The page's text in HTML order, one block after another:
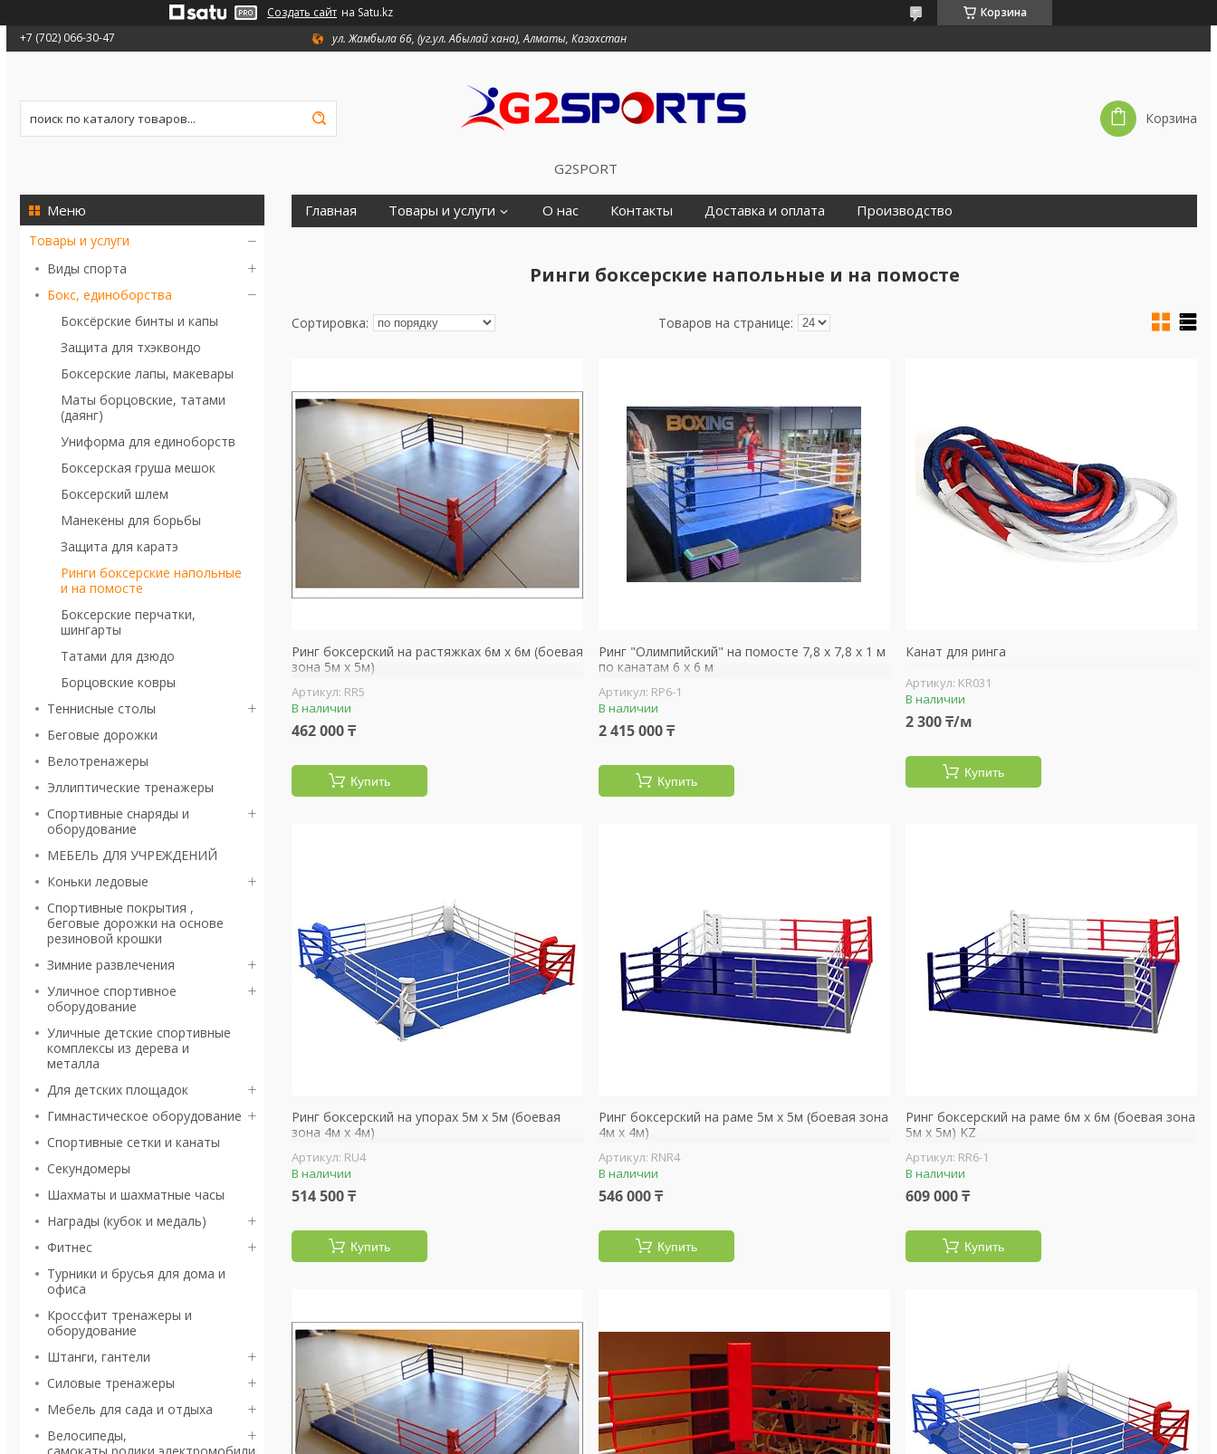
Создать сайт на Satu.kz
Корзина
+7 (702) 066-30-47
ул. Жамбыла 66, (уг.ул. Абылай хана), Алматы, Казахстан
G2SPORT
Корзина
Товары и услуги
Виды спорта
Бокс, единоборства
Боксёрские бинты и капы
Защита для тхэквондо
Боксерские лапы, макевары
Маты борцовские, татами
(даянг)
Униформа для единоборств
Боксерская груша мешок
Боксерский шлем
Манекены для борьбы
Защита для каратэ
Ринги боксерские напольные
и на помосте
Боксерские перчатки,
шингарты
Татами для дзюдо
Борцовские ковры
Теннисные столы
Беговые дорожки
Велотренажеры
Эллиптические тренажеры
Спортивные снаряды и
оборудование
МЕБЕЛЬ ДЛЯ УЧРЕЖДЕНИЙ
Коньки ледовые
Спортивные покрытия ,
беговые дорожки на основе
резиновой крошки
Зимние развлечения
Уличное спортивное
оборудование
Уличные детские спортивные
комплексы из дерева и
металла
Для детских площадок
Гимнастическое оборудование
Спортивные сетки и канаты
Секундомеры
Шахматы и шахматные часы
Награды (кубок и медаль)
Фитнес
Турники и брусья для дома и
офиса
Кроссфит тренажеры и
оборудование
Штанги, гантели
Силовые тренажеры
Мебель для сада и отдыха
Велосипеды,
Главная Товары и услуги О нас Контакты Доставка и оплата Производство
Ринги боксерские напольные и на помосте
Ринг боксерский на растяжках 6м х 6м (боевая
зона 5м х 5м)
RR5
В наличии
462 000 ₸
Купить
Ринг "Олимпийский" на помосте 7,8 х 7,8 х 1 м
по канатам 6 х 6 м
RP6-1
В наличии
2 415 000 ₸
Купить
Канат для ринга
KR031
В наличии
2 300 ₸/м
Купить
Ринг боксерский на упорах 5м х 5м (боевая
зона 4м х 4м)
RU4
В наличии
514 500 ₸
Купить
Ринг боксерский на раме 5м х 5м (боевая зона
4м х 4м)
RNR4
В наличии
546 000 ₸
Купить
Ринг боксерский на раме 6м х 6м (боевая зона
5м х 5м) KZ
RR6-1
В наличии
609 000 ₸
Купить